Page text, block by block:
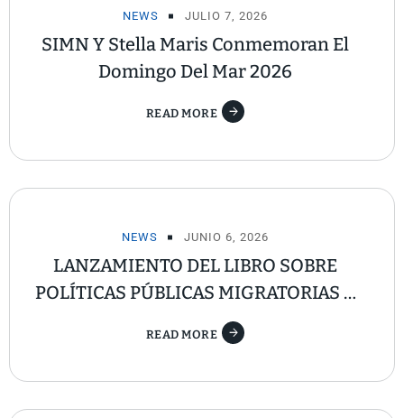
NEWS JULIO 7, 2026
SIMN Y Stella Maris Conmemoran El
Domingo Del Mar 2026
READ MORE
NEWS JUNIO 6, 2026
LANZAMIENTO DEL LIBRO SOBRE
POLÍTICAS PÚBLICAS MIGRATORIAS Y
SOCIEDAD CIVIL EN AMÉRICA LATINA Y
EL CARIBE BELICE, COSTA RICA, EL
READ MORE